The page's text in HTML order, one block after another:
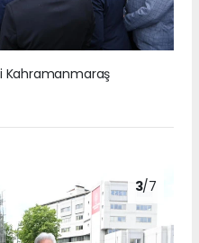
Kahramanmaraş
3/7